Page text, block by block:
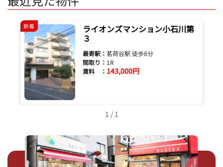
ライオンズマンション小石川第
３
最寄駅： 茗荷谷駅 徒歩8分
間取り： 1R
賃料 ： 143,000円
新着
1 / 1